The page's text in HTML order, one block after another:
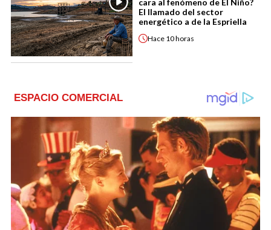
cara al fenómeno de El Niño?
El llamado del sector
energético a de la Espriella
Hace 10 horas